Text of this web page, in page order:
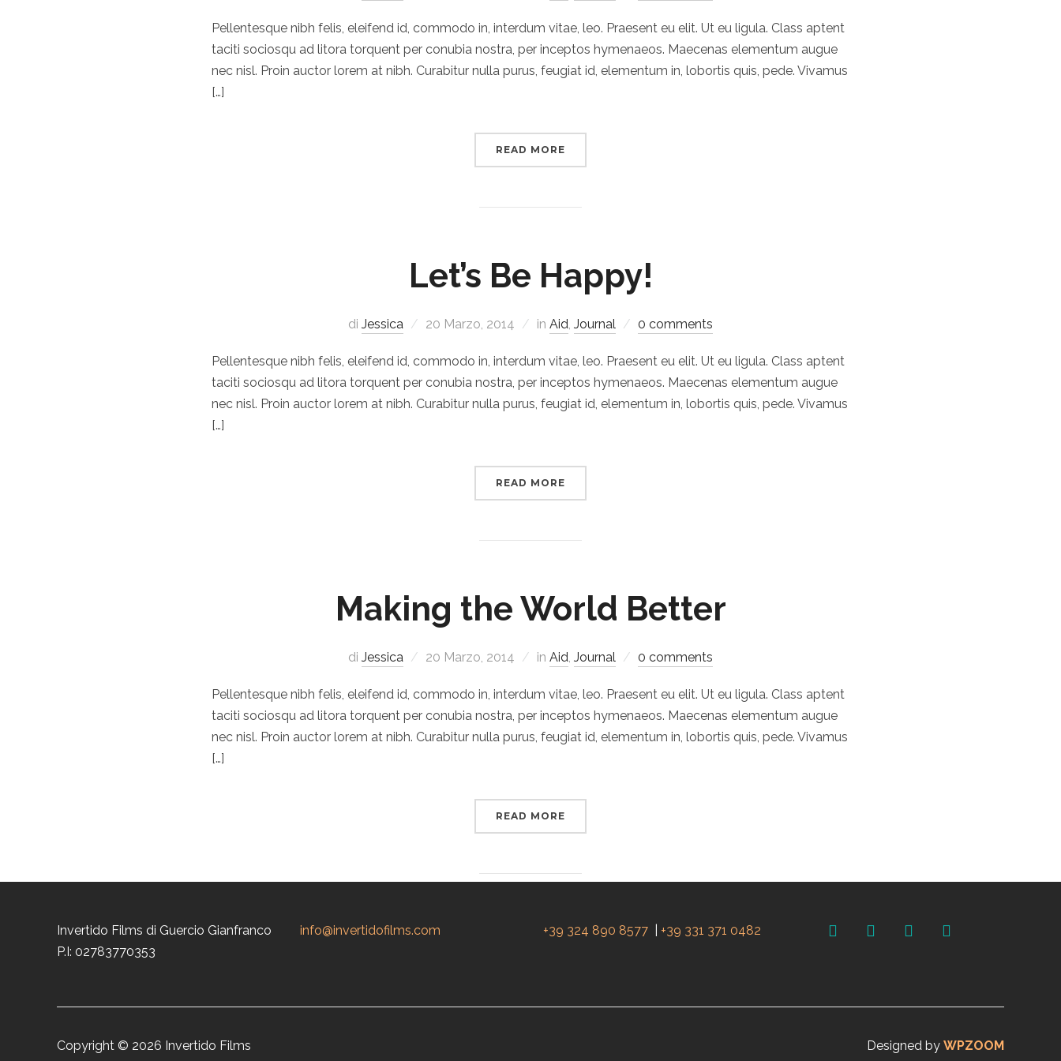
Pellentesque nibh felis, eleifend id, commodo in, interdum vitae, leo. Praesent eu elit. Ut eu ligula. Class aptent
taciti sociosqu ad litora torquent per conubia nostra, per inceptos hymenaeos. Maecenas elementum augue
nec nisl. Proin auctor lorem at nibh. Curabitur nulla purus, feugiat id, elementum in, lobortis quis, pede. Vivamus
[…]
READ MORE
Let’s Be Happy!
di Jessica 20 Marzo, 2014 in Aid, Journal 0 comments
Pellentesque nibh felis, eleifend id, commodo in, interdum vitae, leo. Praesent eu elit. Ut eu ligula. Class aptent
taciti sociosqu ad litora torquent per conubia nostra, per inceptos hymenaeos. Maecenas elementum augue
nec nisl. Proin auctor lorem at nibh. Curabitur nulla purus, feugiat id, elementum in, lobortis quis, pede. Vivamus
[…]
READ MORE
Making the World Better
di Jessica 20 Marzo, 2014 in Aid, Journal 0 comments
Pellentesque nibh felis, eleifend id, commodo in, interdum vitae, leo. Praesent eu elit. Ut eu ligula. Class aptent
taciti sociosqu ad litora torquent per conubia nostra, per inceptos hymenaeos. Maecenas elementum augue
nec nisl. Proin auctor lorem at nibh. Curabitur nulla purus, feugiat id, elementum in, lobortis quis, pede. Vivamus
[…]
READ MORE
Invertido Films di Guercio Gianfranco
P.I: 02783770353
info@invertidofilms.com +39 324 890 8577| +39 331 371 0482 facebookyoutube vimeo instagram
Copyright © 2026 Invertido Films Designed by WPZOOM